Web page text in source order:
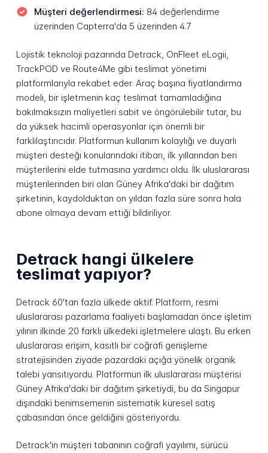
Müşteri değerlendirmesi: 84 değerlendirme
üzerinden Capterra'da 5 üzerinden 4.7
Lojistik teknoloji pazarında Detrack, OnFleet eLogii,
TrackPOD ve Route4Me gibi teslimat yönetimi
platformlarıyla rekabet eder. Araç başına fiyatlandırma
modeli, bir işletmenin kaç teslimat tamamladığına
bakılmaksızın maliyetleri sabit ve öngörülebilir tutar, bu
da yüksek hacimli operasyonlar için önemli bir
farklılaştırıcıdır. Platformun kullanım kolaylığı ve duyarlı
müşteri desteği konularındaki itibarı, ilk yıllarından beri
müşterilerini elde tutmasına yardımcı oldu. İlk uluslararası
müşterilerinden biri olan Güney Afrika'daki bir dağıtım
şirketinin, kaydolduktan on yıldan fazla süre sonra hala
abone olmaya devam ettiği bildiriliyor.
Detrack hangi ülkelere
teslimat yapıyor?
Detrack 60'tan fazla ülkede aktif. Platform, resmi
uluslararası pazarlama faaliyeti başlamadan önce işletim
yılının ilkinde 20 farklı ülkedeki işletmelere ulaştı. Bu erken
uluslararası erişim, kasıtlı bir coğrafi genişleme
stratejisinden ziyade pazardaki açığa yönelik organik
talebi yansıtıyordu. Platformun ilk uluslararası müşterisi
Güney Afrika'daki bir dağıtım şirketiydi, bu da Singapur
dışındaki benimsemenin sistematik küresel satış
çabasından önce geldiğini gösteriyordu.
Detrack'in müşteri tabanının coğrafi yayılımı, sürücü